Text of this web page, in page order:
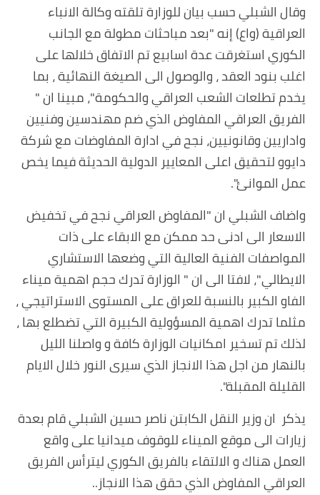
وقال الشبلي حسب بيان للوزارة تلقته وكالة الانباء
العراقية (واع) إنه "بعد مباحثات مطولة مع الجانب
الكوري استغرقت عدة اسابيع تم الاتفاق خلالها على
اغلب بنود العقد ، والوصول الى الصيغة النهائية ، بما
يخدم تطلعات الشعب العراقي والحكومة"، مبينا ان "
الفريق العراقي المفاوض الذي ضم مهندسين وفنيين
واداريين وقانونيين، نجح في ادارة المفاوضات مع شركة
دايوو لتحقيق اعلى المعايير الدولية الحديثة فيما يخص
عمل الموانئ".
واضاف الشبلي ان "المفاوض العراقي نجح في تخفيض
الاسعار الى ادنى حد ممكن مع الابقاء على ذات
المواصفات الفنية العالية التي وضعها الاستشاري
الايطالي"، لافتا الى ان " الوزارة تدرك حجم اهمية ميناء
الفاو الكبير بالنسبة للعراق على المستوى الاستراتيجي ،
مثلما تدرك اهمية المسؤولية الكبيرة التي تضطلع بها ،
لذلك تم تسخير امكانيات الوزارة كافة و واصلنا الليل
بالنهار من اجل هذا الانجاز الذي سيرى النور خلال الايام
القليلة المقبلة".
يذكر ان وزير النقل الكابتن ناصر حسين الشبلي قام بعدة
زيارات الى موقع الميناء للوقوف ميدانيا على واقع
العمل هناك و الالتقاء بالفريق الكوري ليترأس الفريق
العراقي المفاوض الذي حقق هذا الانجاز..